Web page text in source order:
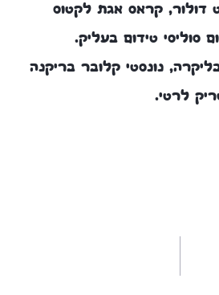
דולור, קראס אגת לקטוס
סוליסי טידום בעליק.
נונסטי קלובר בריקנה
לרטי.